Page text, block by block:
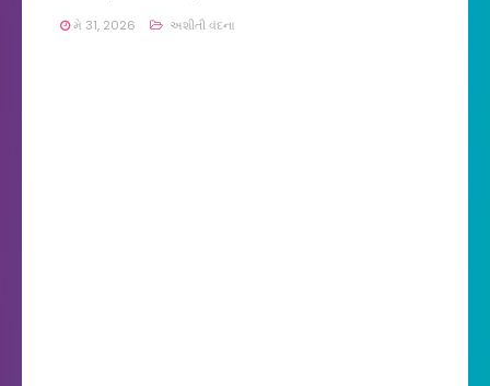
મે 31, 2026 અશીતી વંદના